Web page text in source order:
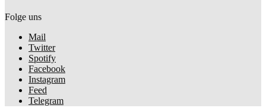
Folge uns
Mail
Twitter
Spotify
Facebook
Instagram
Feed
Telegram